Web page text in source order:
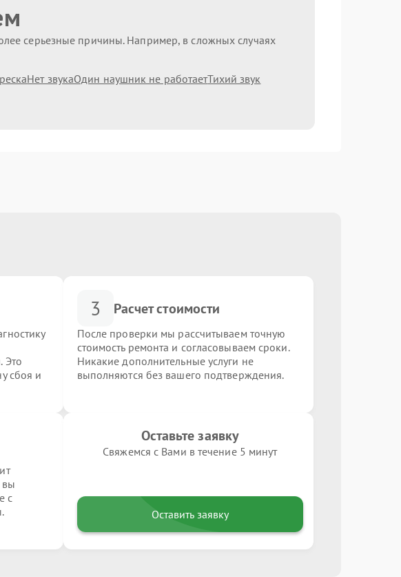
серьезные причины. Например, в сложных случаях
Нет звукаОдин наушник не работаетТихий звук
Это
сбоя и
3 Расчет стоимости
После проверки мы рассчитываем точную
стоимость ремонта и согласовываем сроки.
Никакие дополнительные услуги не
выполняются без вашего подтверждения.
вы
с
Оставьте заявку
Свяжемся с Вами в течение 5 минут
Оставить заявку